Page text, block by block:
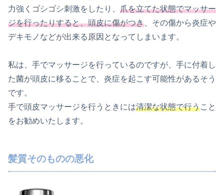
力強くゴシゴシ刺激をしたり、 爪を立てた状態でマッサー
ジを行ったりすると、頭皮に傷がつき 、その傷から炎症や
デキモノなどが出来る原因となってしまいます。
私は、手でマッサージを行っているのですが、手に付着し
た菌が頭皮に移ることで、炎症を起こす可能性があるそう
です。
手で頭皮マッサージを行うときには清潔な状態で行うこと
をお勧めいたします。
髪質そのものの悪化